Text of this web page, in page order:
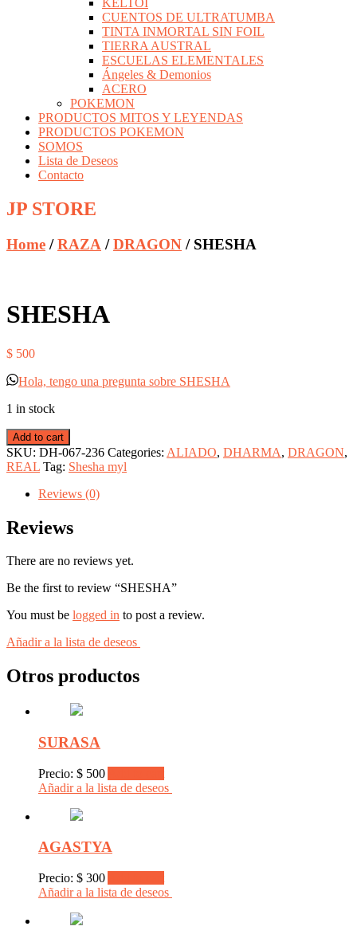
KELTOI
CUENTOS DE ULTRATUMBA
TINTA INMORTAL SIN FOIL
TIERRA AUSTRAL
ESCUELAS ELEMENTALES
Ángeles & Demonios
ACERO
POKEMON
PRODUCTOS MITOS Y LEYENDAS
PRODUCTOS POKEMON
SOMOS
Lista de Deseos
Contacto
JP STORE
Home /RAZA /DRAGON / SHESHA
SHESHA
$ 500
Hola, tengo una pregunta sobre SHESHA
1 in stock
Add to cart
SKU: DH-067-236 Categories: ALIADO, DHARMA, DRAGON,
REAL Tag: Shesha myl
Reviews (0)
Reviews
There are no reviews yet.
Be the first to review “SHESHA”
You must be logged in to post a review.
Añadir a la lista de deseos
Otros productos
SURASA
Precio: $ 500
Añadir a la lista de deseos
AGASTYA
Precio: $ 300
Añadir a la lista de deseos